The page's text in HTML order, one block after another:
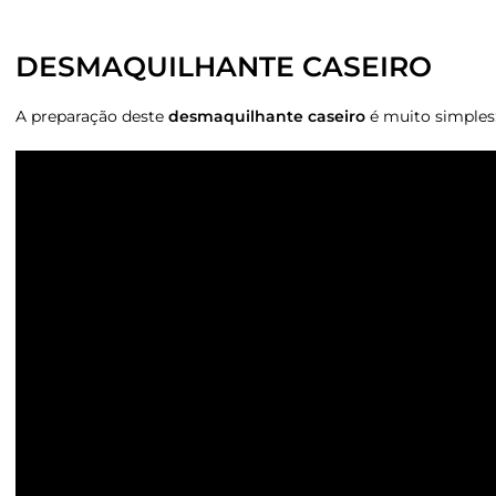
DESMAQUILHANTE CASEIRO
A preparação deste desmaquilhante caseiro é muito